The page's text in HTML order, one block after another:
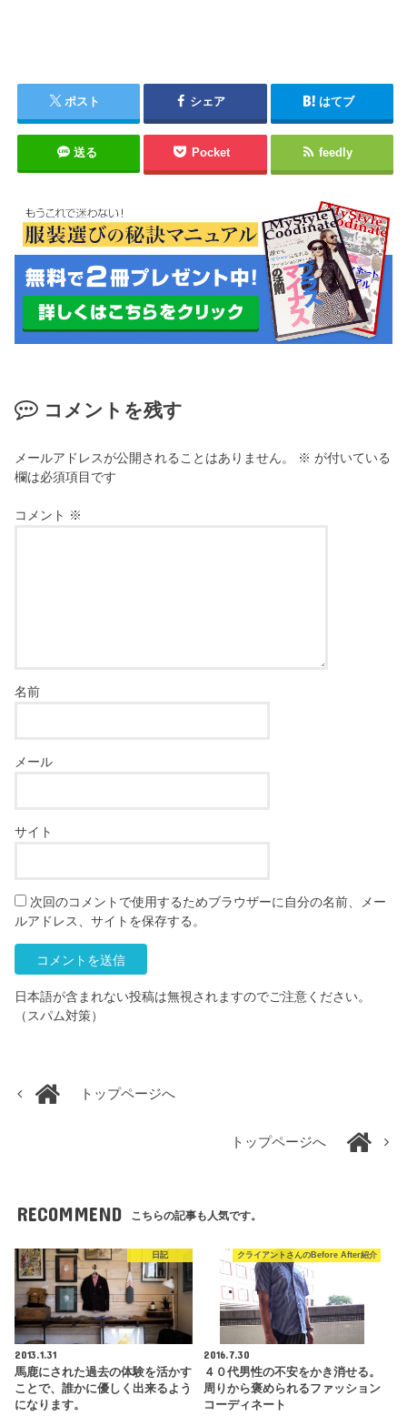
ポスト シェア はてブ
送る Pocket feedly
コメントを残す
メールアドレスが公開されることはありません。 ※ が付いている
欄は必須項目です
コメント ※
名前
メール
サイト
次回のコメントで使用するためブラウザーに自分の名前、メー
ルアドレス、サイトを保存する。
日本語が含まれない投稿は無視されますのでご注意ください。
（スパム対策）
トップページへ
トップページへ
RECOMMEND こちらの記事も人気です。
日記
2013.1.31
馬鹿にされた過去の体験を活かす
ことで、誰かに優しく出来るよう
になります。
クライアントさんのBefore After紹介
2016.7.30
４０代男性の不安をかき消せる。
周りから褒められるファッション
コーディネート